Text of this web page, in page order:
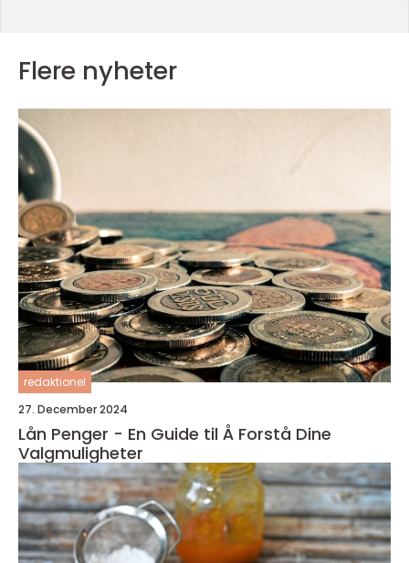
Flere nyheter
redaktionel
27. December 2024
Lån Penger - En Guide til Å Forstå Dine
Valgmuligheter